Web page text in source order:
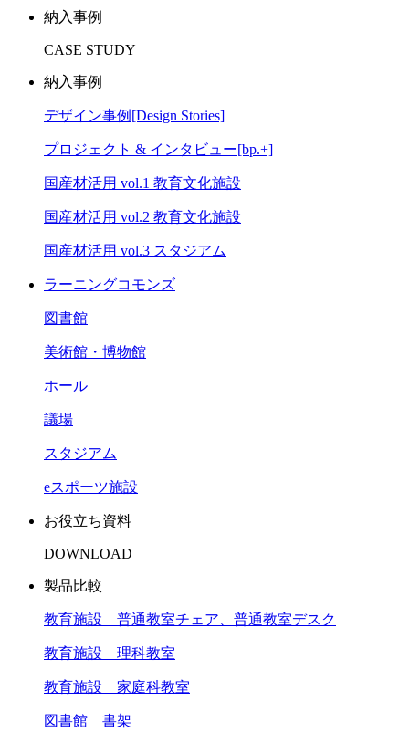
納入事例
CASE STUDY
納入事例
デザイン事例[Design Stories]
プロジェクト & インタビュー[bp.+]
国産材活用 vol.1 教育文化施設
国産材活用 vol.2 教育文化施設
国産材活用 vol.3 スタジアム
ラーニングコモンズ
図書館
美術館・博物館
ホール
議場
スタジアム
eスポーツ施設
お役立ち資料
DOWNLOAD
製品比較
教育施設 普通教室チェア、普通教室デスク
教育施設 理科教室
教育施設 家庭科教室
図書館 書架